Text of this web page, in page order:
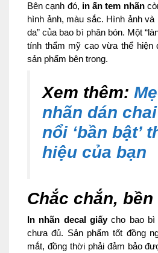
Bên cạnh đó, in ấn tem nhãn
hình ảnh, màu sắc. Hình ảnh và
da” của bao bì phân bón. Một
tính thẩm mỹ cao vừa thể
sản phẩm bên trong.
Xem thêm:
nhãn dán
nổi ‘bần bật’
hiệu của bạn
Chắc chắn, bền
In nhãn decal giấycho bao bì
chưa đủ. Sản phẩm tốt đồng
mắt, đồng thời phải đảm bảo